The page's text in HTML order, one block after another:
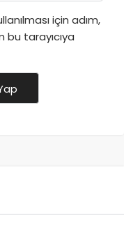
için adım,
tarayıcıya